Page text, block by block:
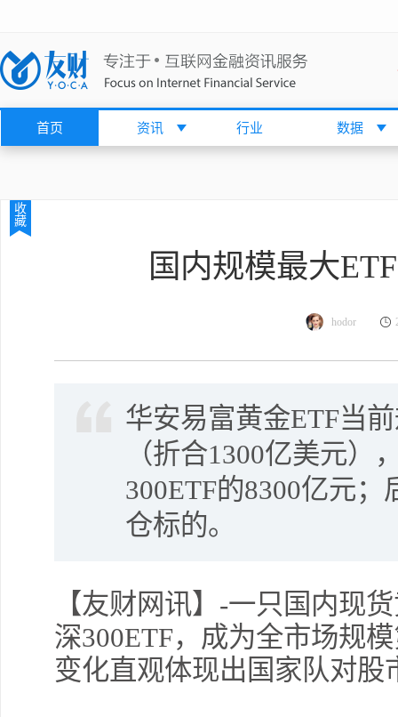
首页 资讯 行业 数据
收
藏
国内规模最大
hodor
华安易富黄金ETF当
（折合1300亿美元）
300ETF的8300亿元
仓标的。
【友财网讯】-一只国内现
深300ETF，成为全市场规
变化直观体现出国家队对股